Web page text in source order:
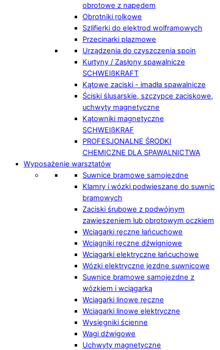
obrotowe z napędem
Obrotniki rolkowe
Szlifierki do elektrod wolframowych
Przecinarki plazmowe
Urządzenia do czyszczenia spoin
Kurtyny / Zasłony spawalnicze
SCHWEIßKRAFT
Kątowe zaciski - imadła spawalnicze
Ściski ślusarskie, szczypce zaciskowe,
uchwyty magnetyczne
Kątowniki magnetyczne
SCHWEIßKRAF
PROFESJONALNE ŚRODKI
CHEMICZNE DLA SPAWALNICTWA
Wyposażenie warsztatów
Suwnice bramowe samojezdne
Klamry i wózki podwieszane do suwnic
bramowych
Zaciski śrubowe z podwójnym
zawieszeniem lub obrotowym oczkiem
Wciągarki ręczne łańcuchowe
Wciągniki ręczne dźwigniowe
Wciągarki elektryczne łańcuchowe
Wózki elektryczne jezdne suwnicowe
Suwnice bramowe samojezdne z
wózkiem i wciągarką
Wciągarki linowe ręczne
Wciągarki linowe elektryczne
Wysięgniki ścienne
Wagi dźwigowe
Uchwyty magnetyczne